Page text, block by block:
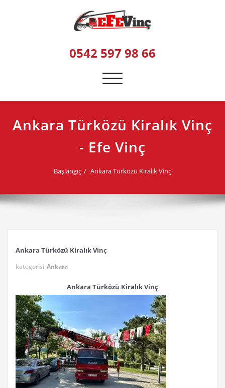
0542 597 98 66
Navigasyonu
Ankara Türközü Kiralık Vinç
- Efe Vinç
Başlangıç Ankara Türközü Kiralık Vinç
Ankara Türközü Kiralık Vinç
kategorisi Ankara
Ankara Türközü Kiralık Vinç